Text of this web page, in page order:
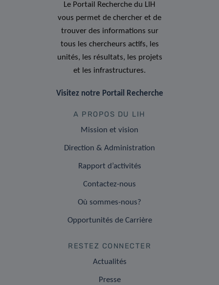
Le Portail Recherche du LIH
vous permet de chercher et de
trouver des informations sur
tous les chercheurs actifs, les
unités, les résultats, les projets
et les infrastructures.
Visitez notre Portail Recherche
A PROPOS DU LIH
Mission et vision
Direction & Administration
Rapport d’activités
Contactez-nous
Où sommes-nous?
Opportunités de Carrière
RESTEZ CONNECTER
Actualités
Presse